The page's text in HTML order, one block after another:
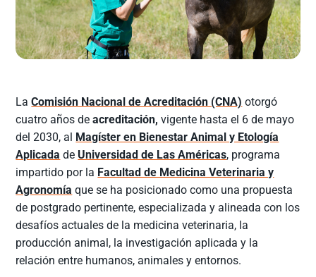
LaComisión Nacional de Acreditación (CNA) otorgó
cuatro años deacreditación, vigente hasta el 6 de mayo
del 2030, al
Magíster en Bienestar Animal y Etología
Aplicada de Universidad de Las Américas, programa
impartido por la Facultad de Medicina Veterinaria y
Agronomía que se ha posicionado como una propuesta
de postgrado pertinente, especializada y alineada con los
desafíos actuales de la medicina veterinaria, la
producción animal, la investigación aplicada y la
relación entre humanos, animales y entornos.